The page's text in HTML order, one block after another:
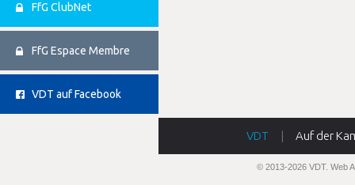
FfG ClubNet
FfG Espace Membre
VDT auf Facebook
VDT | Auf der
© 2013-2026 VDT. Web